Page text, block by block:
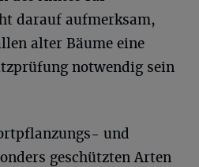
darauf aufmerksam,
alter Bäume eine
notwendig sein
und
geschützten Arten